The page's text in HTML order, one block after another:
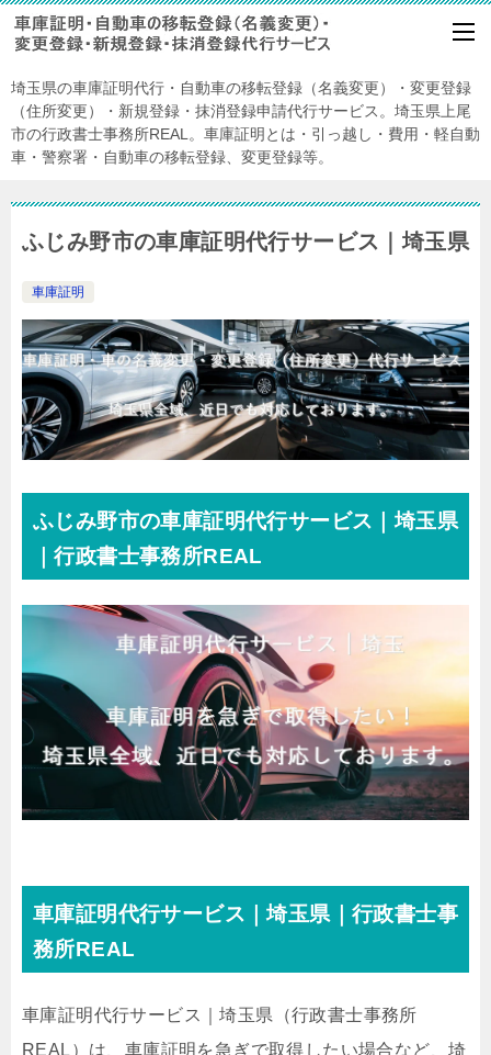
埼玉県の車庫証明代行・自動車の移転登録（名義変更）・変更登録
（住所変更）・新規登録・抹消登録申請代行サービス。埼玉県上尾
市の行政書士事務所REAL。車庫証明とは・引っ越し・費用・軽自動
車・警察署・自動車の移転登録、変更登録等。
ふじみ野市の車庫証明代行サービス｜埼玉県
車庫証明
ふじみ野市の車庫証明代行サービス｜埼玉県
｜行政書士事務所REAL
車庫証明代行サービス｜埼玉県｜行政書士事
務所REAL
車庫証明代行サービス｜埼玉県 （行政書士事務所
REAL） は、車庫証明を急ぎで取得したい場合など、埼